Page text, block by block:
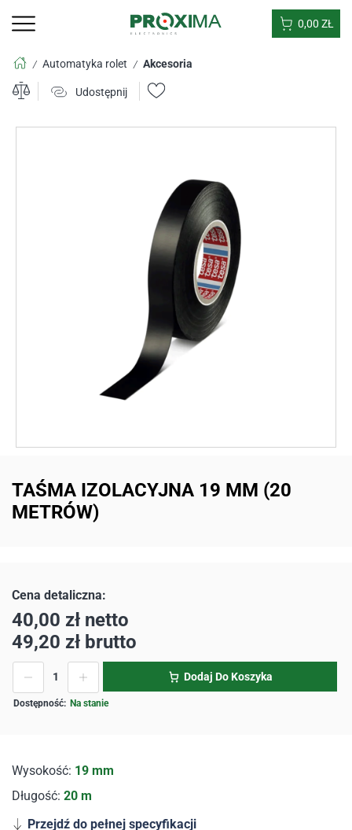
0,00 ZŁ
/ Automatyka rolet / Akcesoria
Udostępnij
TAŚMA IZOLACYJNA 19 MM (20
METRÓW)
Wysokość: 19 mm
Długość: 20 m
Przejdź do pełnej specyfikacji
40,00 zł netto
49,20 zł brutto
Na stanie
Dodaj Do Koszyka